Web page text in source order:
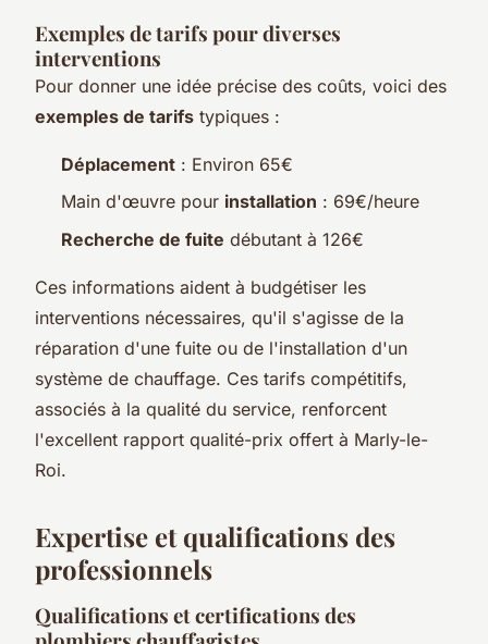
Exemples de tarifs pour diverses
interventions
Pour donner une idée précise des coûts, voici des
exemples de tarifs typiques :
Déplacement : Environ 65€
Main d'œuvre pour installation : 69€/heure
Recherche de fuite débutant à 126€
Ces informations aident à budgétiser les
interventions nécessaires, qu'il s'agisse de la
réparation d'une fuite ou de l'installation d'un
système de chauffage. Ces tarifs compétitifs,
associés à la qualité du service, renforcent
l'excellent rapport qualité-prix offert à Marly-le-
Roi.
Expertise et qualifications des
professionnels
Qualifications et certifications des